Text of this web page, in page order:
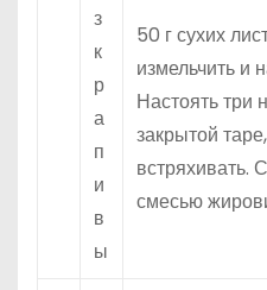
з
к
р
а
п
и
в
ы
50 г сухих
измельчить и
Настоять три
закрытой
встряхивать.
смесью